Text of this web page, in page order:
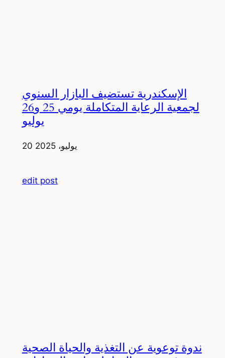
الإسكندرية تستضيف البازار السنوي
لجمعية الرعاية المتكاملة يومي 25 و26
يوليو
20 يوليو، 2025
edit post
ندوة توعوية عن التغذية والحياة الصحية